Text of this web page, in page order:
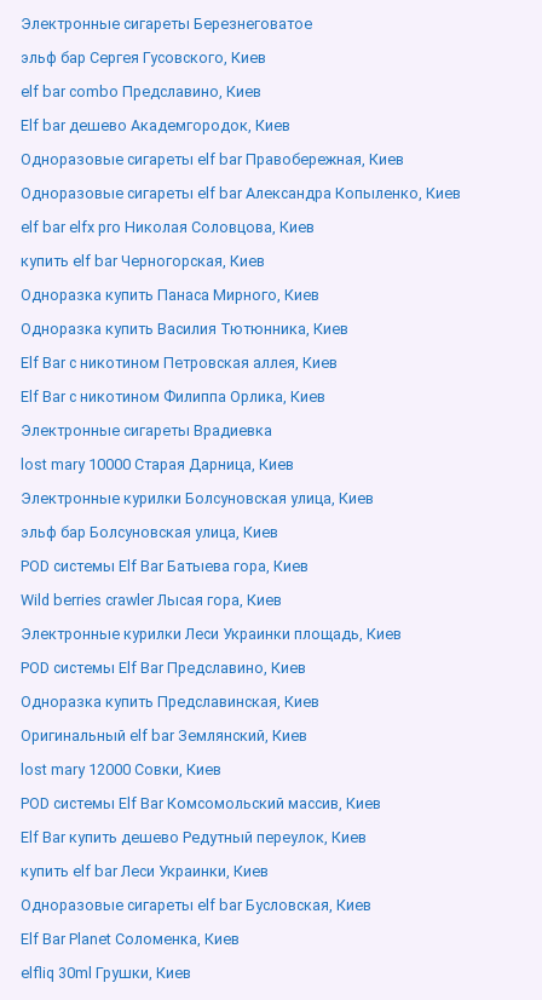
Электронные сигареты Березнеговатое
эльф бар Сергея Гусовского, Киев
elf bar combo Предславино, Киев
Elf bar дешево Академгородок, Киев
Одноразовые сигареты elf bar Правобережная, Киев
Одноразовые сигареты elf bar Александра Копыленко, Киев
elf bar elfx pro Николая Соловцова, Киев
купить elf bar Черногорская, Киев
Одноразка купить Панаса Мирного, Киев
Одноразка купить Василия Тютюнника, Киев
Elf Bar с никотином Петровская аллея, Киев
Elf Bar с никотином Филиппа Орлика, Киев
Электронные сигареты Врадиевка
lost mary 10000 Старая Дарница, Киев
Электронные курилки Болсуновская улица, Киев
эльф бар Болсуновская улица, Киев
POD системы Elf Bar Батыева гора, Киев
Wild berries crawler Лысая гора, Киев
Электронные курилки Леси Украинки площадь, Киев
POD системы Elf Bar Предславино, Киев
Одноразка купить Предславинская, Киев
Оригинальный elf bar Землянский, Киев
lost mary 12000 Совки, Киев
POD системы Elf Bar Комсомольский массив, Киев
Elf Bar купить дешево Редутный переулок, Киев
купить elf bar Леси Украинки, Киев
Одноразовые сигареты elf bar Бусловская, Киев
Elf Bar Planet Соломенка, Киев
elfliq 30ml Грушки, Киев